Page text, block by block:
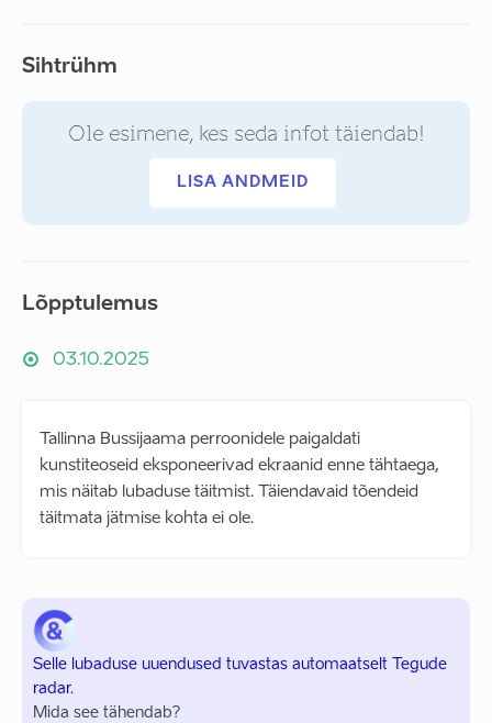
Sihtrühm
Ole esimene, kes seda infot täiendab!
LISA ANDMEID
Lõpptulemus
03.10.2025
Tallinna Bussijaama perroonidele paigaldati
kunstiteoseid eksponeerivad ekraanid enne tähtaega,
mis näitab lubaduse täitmist. Täiendavaid tõendeid
täitmata jätmise kohta ei ole.
Selle lubaduse uuendused tuvastas automaatselt Tegude
radar.
Mida see tähendab?